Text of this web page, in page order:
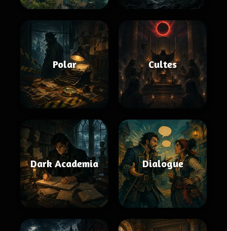
Polar Cultes
Dark Academia Dialogue